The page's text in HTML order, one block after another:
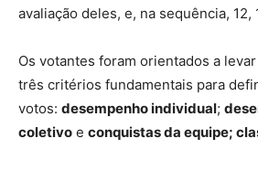
avaliação deles, e, na sequência, 12,
Os votantes foram orientados a
três critérios fundamentais para
votos: desempenho individual;
coletivo e conquistas da equipe;